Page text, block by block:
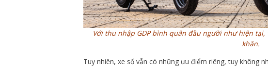
Với thu nhập GDP bình quân đầu người như hiện tại,
khăn.
Tuy nhiên, xe số vẫn có những ưu điểm riêng, tuy không